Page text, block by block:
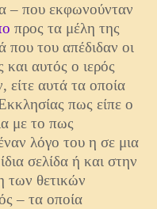
– που εκφωνούνταν
προς τα μέλη της
που του απέδιδαν οι
και αυτός ο ιερός
είτε αυτά τα οποία
πως είπε ο
με το πως
λόγο του η σε μια
σελίδα ή και στην
των θετικών
– τα οποία